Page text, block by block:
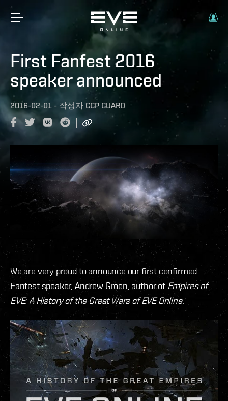
First Fanfest 2016
speaker announced
2016-02-01 - 작성자 CCP GUARD
We are very proud to announce our first confirmed
Fanfest speaker, Andrew Groen, author of Empires of
EVE: A History of the Great Wars of EVE Online.